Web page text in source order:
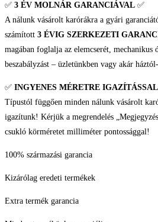
✅ 3 ÉV MOLNÁR GARANCIÁVAL ✅
A nálunk vásárolt karórákra a gyári
számított 3 ÉVIG SZERKEZETI
magában foglalja az elemcserét, mechanikus
beszabályzást – üzletünkben vagy akár
✅ INGYENES MÉRETRE IGAZÍTÁSSAL
Típustól függően minden nálunk vásárolt
igazítunk! Kérjük a megrendelés
csukló körméretet milliméter pontossággal!
100% származási garancia
Kizárólag eredeti termékek
Extra termék garancia